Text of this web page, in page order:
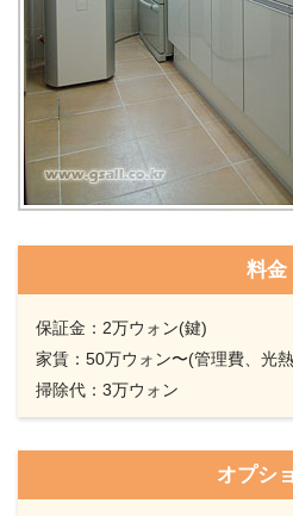
料金
保証金：2万ウォン(鍵)
家賃：50万ウォン〜(管理費、光
掃除代：3万ウォン
オプシ